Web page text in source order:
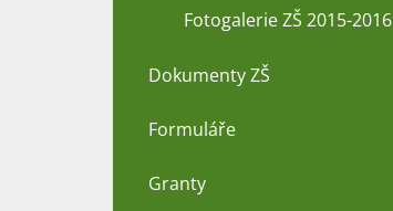
Fotogalerie ZŠ 2015-2016
Dokumenty ZŠ
Formuláře
Granty